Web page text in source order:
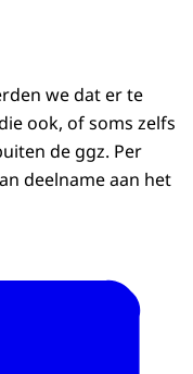
we dat er te
ook, of soms zelfs
de ggz. Per
deelname aan het